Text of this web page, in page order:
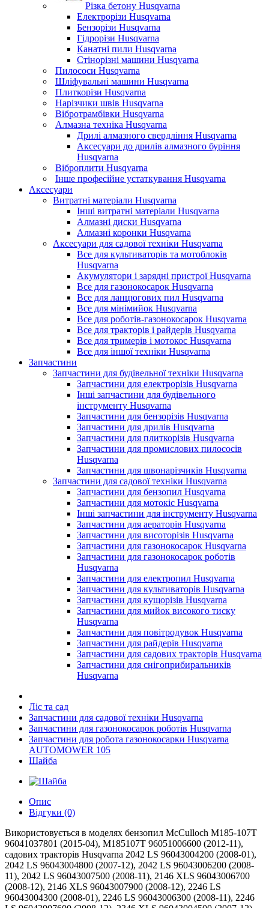
Різка бетону Husqvarna
Електрорізи Husqvarna
Бензорізи Husqvarna
Гідрорізи Husqvarna
Канатні пили Husqvarna
Стінорізні машини Husqvarna
Пилососи Husqvarna
Шліфувальні машини Husqvarna
Плиткорізи Husqvarna
Нарізчики швів Husqvarna
Вібротрамбівки Husqvarna
Алмазна техніка Husqvarna
Дрилі алмазного свердління Husqvarna
Аксесуари до дрилів алмазного буріння
Husqvarna
Віброплити Husqvarna
Інше професійне устаткування Husqvarna
Аксесуари
Витратні матеріали Husqvarna
Інші витратні матеріали Husqvarna
Алмазні диски Husqvarna
Алмазні коронки Husqvarna
Аксесуари для садової техніки Husqvarna
Все для культиваторів та мотоблоків
Husqvarna
Акумулятори і зарядні пристрої Husqvarna
Все для газонокосарок Husqvarna
Все для ланцюгових пил Husqvarna
Все для мінімийок Husqvarna
Все для роботів-газонокосарок Husqvarna
Все для тракторів і райдерів Husqvarna
Все для тримерів і мотокос Husqvarna
Все для іншої техніки Husqvarna
Запчастини
Запчастини для будівельної техніки Husqvarna
Запчастини для електрорізів Husqvarna
Інші запчастини для будівельного
інструменту Husqvarna
Запчастини для бензорізів Husqvarna
Запчастини для дрилів Husqvarna
Запчастини для плиткорізів Husqvarna
Запчастини для промислових пилососів
Husqvarna
Запчастини для швонарізчиків Husqvarna
Запчастини для садової техніки Husqvarna
Запчастини для бензопил Husqvarna
Запчастини для мотокіс Husqvarna
Інші запчастини для інструменту Husqvarna
Запчастини для аераторів Husqvarna
Запчастини для висоторізів Husqvarna
Запчастини для газонокосарок Husqvarna
Запчастини для газонокосарок роботів
Husqvarna
Запчастини для електропил Husqvarna
Запчастини для культиваторів Husqvarna
Запчастини для кущорізів Husqvarna
Запчастини для мийок високого тиску
Husqvarna
Запчастини для повітродувок Husqvarna
Запчастини для райдерів Husqvarna
Запчастини для садових тракторів Husqvarna
Запчастини для снігоприбиральників
Husqvarna
Ліс та сад
Запчастини для садової техніки Husqvarna
Запчастини для газонокосарок роботів Husqvarna
Запчастини для робота газонокосарки Husqvarna
AUTOMOWER 105
Шайба
Опис
Відгуки (0)
Використовується в моделях бензопил McCulloch M185-107T 96041037801 (2015-04), M185107T 96051006600 (2012-11), садових тракторів Husqvarna 2042 LS 96043004200 (2008-01), 2042 LS 96043004800 (2007-12), 2042 LS 96043006200 (2008-11), 2042 LS 96043007500 (2008-11), 2146 XLS 96043006700 (2008-12), 2146 XLS 96043007900 (2008-12), 2246 LS 96043004300 (2008-01), 2246 LS 96043006300 (2008-11), 2246 LS 96043007600 (2008-12), 2346 XLS 96043004500 (2007-12), 2348 LS 96043004400 (2008-01), 2348 LS 96043004400 (2008-09), 2348 LS 96043004900 (2008-03), 2348 LS 96043006400 (2008-11), 2348 LS 96043007700 (2008-11), 2354 GXLS 96043006800 (2009-01), 2748 GLS 96043004600 (2008-01), 2748 GLS 96043005000 (2008-03), 2748 GLS 96043006500 (2008-12), 2748 GLS 96043007800 (2008-12), 2754 GLS 96043004700 (2011-09), 2754 GLS 96043006600 (2008-12), 2754 GLS 96043006600 (2009-04), CT126 96041007700 (2009-01), CT126 96041007701 (2010-01), CT126 96041008500 (2009-01), CT126 96041008501 (2010-01), CT126 96051000700 (2010-10), CT126 96051000701 (2010-11), CT126 96051000702 (2011-04), CT126 96051000703 (2011-07), CT126 96051000704 (2012-08), CT126 96051000705 (2013-05), CT126 96051000706 (2013-10), CT126 96051001300 (2010-11), CT126 96051001301 (2011-07), CT126 96051001302 (2012-08), CT126 96051001303 (2013-04), CT131 96061022200 (2007-09), CT131 96061022201 (2008-06), CT131 96061022202 (2008-11), CT131 96061022203 (2010-01), CT131 96061022204 (2010-02), CT131 96061022205 (2010-11), CT131 96061022206 (2011-09), CT131 96061022207 (2012-08), CT131 96061022300 (2008-01), CT131 96061022301 (2008-11), CT131 96061022302 (2009-01), CT131 96061030300 (2010-02), CT141 96061033900 (2011-10), CT141 96061033901 (2012-08), CT141 96061033902 (2013-09), CT141 96061034400 (2012-08), CT151 96061000100/954170207 (2005-01), CT151 96061006400/960610064 (2006-03), CT151 96061006401/960610064 (2006-06), CT151 96061006500/960610065 (2006-03), CT151 96061006501/960610065 (2006-05), CT151 96061017900 (2007-02), CT151 96061017901 (2007-05), CT151 96061017904 (2007-06), CT151 96061017905 (2007-06), CT151 96061017906 (2008-01), CT151 96061017907 (2008-01), CT151 96061017908 (2008-09), CT151 96061017909 (2009-01), CT151 96061018000 (2007-02), CT151 96061018001 (2007-05), CT151 96061018002 (2007-05), CT151 96061018003 (2007-05), CT151 96061018004/960610180 (2007-05), CT151 96061018005 (2007-10), CT151 96061018006 (2008-09), CT151 96061018007 (2009-01), CT151 96061018008 (2009-02), CT151 96061027400 (2010-01), CT151 96061027500 (2010-01), CT151 HECT151A/954170207 (2004-01), CT151 HECT151B/954170207 (2004-06), CT151 HECT151C/954170207 (2004-06), CT153 96051000100 (2010-11), CT153 96051000101 (2010-12), CT153 96051001500 (2011-03), CT153 96051001501 (2011-03), CT154 96051002500 (2011-12), CT154 96051002501 (2012-08), CT154 96051002600 (2012-01), CT154 96051002601 (2012-08), CT154 96051008500 (2013-10), CT154 96051010400 (2013-10), CTH126 96041007800 (2009-01), CTH126 96041008600 (2009-01), CTH126 96041014900 (2010-01), CTH126 96041015100 (2010-01), CTH126 96051000800 (2010-11), CTH126 96051000801 (2011-07), CTH126 96051000802 (2012-08), CTH126 96051000803 (2013-05), CTH126 96051001400 (2010-11), CTH126 96051001401 (2011-07), CTH126 96051001402 (2012-08), CTH126 96051001403 (2013-05), CTH140 TWIN (2008-08), CTH140 TWIN 96061018500 (2007-04), CTH140 TWIN 96061018501 (2007-05), CTH140 TWIN 96061018502 (2007-05), CTH140 TWIN 96061018503 (2007-10), CTH140 TWIN 96061018504 (2009-02), CTH140 TWIN 96061019200/960610192 (2007-06), CTH140 TWIN 96061019201/960610192 (2007-06), CTH140 TWIN 96061019202 (2007-09), CTH140 TWIN 96061019203 (2009-04), CTH140 TWIN 96061019204 (2008-09), CTH140 TWIN 96061027900 (2010-01), CTH140 TWIN 96061028000 (2010-01), CTH140XP 96061007100 (2006-01), CTH140XP 96061007101/960610071 (2006-06), CTH140XP 96061014300/960610143 (2006-04), CTH140XP 96061014301/960610143 (2006-06), CTH141 96061032100 (2010-11), CTH141 96061032101 (2011-09), CTH141 96061032102 (2012-08), CTH141 96061032103 (2013-08), CTH141 96061034500 (2012-08), CTH141 96061034501 (2013-08), CTH150 TWIN 96061018100 (2007-04), CTH150 TWIN 96061018101 (2008-07), CTH150 TWIN 96061018102 (2007-09), CTH150 TWIN 96061018103 (2008-09), CTH150 TWIN 96061018200 (2007-04), CTH150 TWIN 96061018201 (2007-05), CTH150 TWIN 96061018203 (2009-01), CTH150 TWIN 96061026000 (2010-01), CTH150 TWIN 96061026100 (2010-01), CTH150 XP 96061000200/954120211 (2005-01), CTH150 XP 96061000201/954120211 (2005-04), CTH150 XP 96061006600 (2006-01), CTH150 XP HECTH150KC/954170211 (2004-01), CTH150 XP HECTH150KD/954170211 (2004-06), CTH150 XP HECTH150KE/954170211 (2004-06), CTH150 96061018202 (2007-09), CTH151 T 96061034300 (2012-08), CTH151 T 96061034301 (2013-08), CTH151 XP HAUCT15H36B/954170230 (2004-09), CTH151 XP HAUCT15H36C/954170230 (2004-09), CTH151 XP HAUCT15H36D/954170230 (2004-09), CTH151 XP HAUCT15H36F/954170230 (2005-04), CTH151 XP HAUCT15H36G/954170230 (2005-04), CTH151 XP HAUCT15H36H/954170230 (2005-05), CTH151 96061000300/954170208 (2005-01), CTH151 96061000301/954170208 (2005-04), CTH151 96061006800/960610068 (2006-03), CTH151 96061006801/960610068 (2006-06), CTH151 96061006901/960610069 (2006-05), CTH151 96061020400/960610204 (2007-05), CTH151 96061020401/960610204 (2007-04), CTH151 96061020402/960610204 (2007-05), CTH151 96061020403 (2007-05), CTH151 96061020404 (2008-01), CTH151 96061020405 (2008-11), CTH151 96061027600 (2010-01), CTH151 HAUCT15HK36A/954170229 (2004-09), CTH151 HAUCT15HK36B/954170229 (2004-09), CTH151 HAUCT15HK36C/954170229 (2004-09), CTH151 HAUCT15HK36E/954170229 (2005-01), CTH151 HAUCT15HK36F/954170229 (2005-04), CTH151 HECTH151A/954170208 (2004-01), CTH151 HECTH151B/954170208 (2004-06), CTH151 HECTH151C/954170208 (2004-06), CTH151 HECTH151D/954170208 (2004-06), CTH163 T 96051000300 (2011-03), CTH163 T 96051001700 (2011-05), CTH164 T 96051003100 (2011-11), CTH164 T 96051003200 (2011-11), CTH164 T 96051007500 (2012-12), CTH164 T 96051009400 (2013-06), CTH164 T 96051010700 (2013-07), CTH164T 96051007400 (2012-11), CTH171 96061000400/954170209 (2005-01), CTH171 96061007000/960610070 (2006-03), CTH171 96061007001/960610070 (2006-06), CTH171 96061018300 (2007-04), CTH171 96061018301 (2007-05), CTH171 96061018302 (2007-05), CTH171 96061018303 (2008-02), CTH171 96061018304 (2009-03), CTH171 96061018400 (2007-04), CTH171 96061018401 (2007-06), CTH171 96061018402 (2007-05), CTH171 96061018403 (2008-01), CTH171 96061018404 (2008-11), CTH171 96061018404 (2009-03), CTH171 96061027700 (2010-01), CTH171 96061027701 (2010-02), CTH171 96061027800 (2010-01), CTH171 HECTH171A/954170209 (2004-01), CTH171 HECTH171B/954170209 (2004-06), CTH171 HECTH171C/954170209 (2004-06), CTH171 HECTH171D/954170209 (2004-06), CTH172 96061000500/954170210 (2005-01), CTH172 96061000501/954170210 (2005-04), CTH172 96061007200 (2006-01), CTH172 96061007201/960610072 (2006-06), CTH172 HECTH172A/954170210 (2004-01), CTH172 HECTH172B/954170210 (2004-06), CTH172 HECTH172C/954170210 (2004-06), CTH172 HECTH172D/954170210 (2004-06), CTH173 96051000200 (2011-01), CTH173 96051000201 (2011-01), CTH173 96051001600 (2011-01), CTH173 96051001601 (2011-01), CTH1736 96061021600/960610216 (2007-04), CTH1736 96061021602 (2008-11), CTH1736 96061021603 (2009-03), CTH174 96051002700 (2011-12), CTH174 96051002701 (2012-05), CTH174 96051002800 (2011-12), CTH174 96051002801 (2012-06), CTH174 96051009200 (2013-10), CTH174 96051010500 (2013-10), CTH180 TWIN 96061018600 (2008-08), CTH180 TWIN 96061018601 (2007-04), CTH180 TWIN 96061018700 (2007-04), CTH180 TWIN 96061018701 (2007-05), CTH180 TWIN 96061018702/960610187 (2007-09), CTH180 XP 96061000600/954170212 (2005-01), CTH180 XP 96061000601/954170212 (2005-05), CTH180 XP 96061007400 (2006-01), CTH180 XP 96061007500/960610075 (2006-03), CTH180 XP HAUCT18H42C/954170231 (2004-09), CTH180 XP HAUCT18H42D/954170231 (2004-09), CTH180 XP HAUCT18H42E/954170231 (2004-09), CTH180 XP HAUCT18H42G/954170231 (2005-04), CTH180 XP HAUCT18H42H/954170231 (2005-05), CTH180 XP HECTH180KC/954170212 (2004-01), CTH180 XP HECTH180KD/954170212 (2004-09), CTH180 XP HECTH180KE/954170212 (2004-06), CTH182 T 96061031000 (2010-11), CTH182 T 96061031800 (2010-11), CTH184 T 96051003300 (2012-01), CTH184 T 96051003400 (2012-01), CTH184 T 96051007600 (2012-11), CTH184 T 96051007700 (2012-11), CTH184 T 96051009500 (2013-06), CTH184 T 96051010800 (2013-06), CTH191 96061000700/954170239 (2005-01), CTH191 96061000701/954170239 (2005-04), CTH191 96061007600/960610076 (2006-03), CTH191 96061007601/960610076 (2006-05), CTH191 96061007700 (2006-01), CTH191 96061007701/960610077 (2006-05), CTH191 96061018800 (2007-02), CTH191 96061018801 (2007-04), CTH191 96061018802 (2007-05), CTH191 96061018803 (2007-10), CTH191 96061018804 (2008-09), CTH191 96061018805 (2009-01), CTH191 96061018806 (2010-01), CTH191 96061018900 (2007-02), CTH191 96061018902 (2008-01), CTH191 96061018903 (2008-11), CTH191 96061018904 (2010-01), CTH192 96061030900 (2010-12), CTH192 96061031700 (2010-12), CTH194 96051002900 (2011-12), CTH194 96051002901 (2012-02), CTH194 96051002902 (2012-07), CTH194 96051003000 (2012-01), CTH194 96051003001 (2012-05), CTH194 96051009300 (2013-10), CTH194 96051010600 (2013-10), CTH19530 96051005500 (2012-04), CTH19530 96051011900 (2013-05), CTH19530 96051011901 (2014-05), CTH200 TWIN 96061022600 (2007-10), CTH200 TWIN 96061022601 (2008-09), CTH200 TWIN 96061022700 (2008-01), CTH200 TWIN 96061022701 (2008-11), CTH200 TWIN 96061026200 (2010-01), CTH200 TWIN 96061026300 (2010-01), CTH2036 T 96061021702 (2008-11), CTH2036 T 96061021703 (2009-04), CTH2036 TWIN 96061021700/960610217 (2007-04), CTH2036 XP 96061015800 (2006-01), CTH2038 96061030400 (2010-02), CTH2038 96061030401 (2010-06), CTH2038 96061030402 (2011-02), CTH2038 96061030403 (2011-06), CTH204 T 96051005400 (2012-02), CTH210 XP 96061000800/954170213 (2005-01), CTH210 XP 96061000801/954170213 (2005-04), CTH210 XP 96061007800 (2006-01), CTH210 XP 96061007900 (2006-01), CTH210 XP HECTH210KB/954170